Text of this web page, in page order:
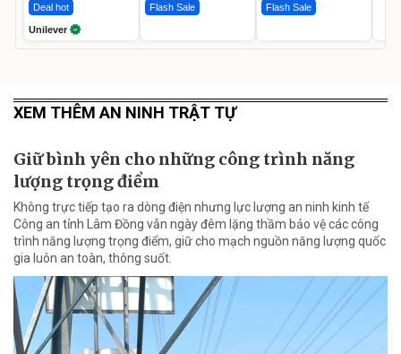
Deal hot
Unilever
Flash Sale Flash Sale
XEM THÊM AN NINH TRẬT TỰ
Giữ bình yên cho những công trình năng
lượng trọng điểm
Không trực tiếp tạo ra dòng điện nhưng lực lượng an ninh kinh tế
Công an tỉnh Lâm Đồng vẫn ngày đêm lặng thầm bảo vệ các công
trình năng lượng trọng điểm, giữ cho mạch nguồn năng lượng quốc
gia luôn an toàn, thông suốt.